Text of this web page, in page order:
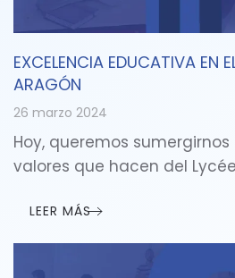
EXCELENCIA EDUCATIVA EN
ARAGÓN
26 marzo 2024
Hoy, queremos
valores que hacen del
LEER MÁS